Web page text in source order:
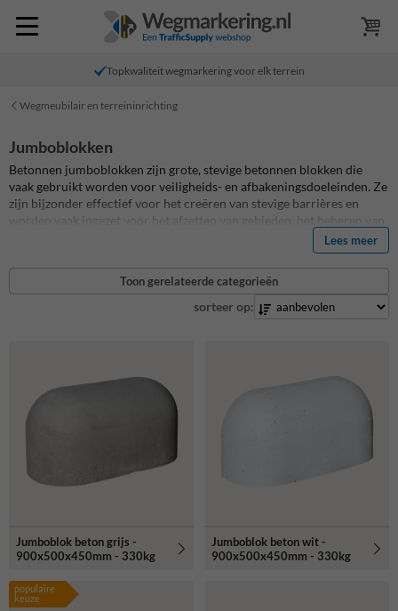
Topkwaliteit wegmarkering voor elk terrein
Wegmeubilair en terreininrichting
Jumboblokken
Betonnen jumboblokken zijn grote, stevige betonnen blokken die
vaak gebruikt worden voor veiligheids- en afbakeningsdoeleinden. Ze
zijn bijzonder effectief voor het creëren van stevige barrières en
worden vaak ingezet voor het afzetten van gebieden, het beheren van
verkeersstromen, en het bieden van bescherming tegen ramkraken of
ongeautoriseerde toegang. Dankzij hun robuuste aard zijn
jumboblokken bestand tegen zware impact en weersinvloeden,
waardoor ze ideaal zijn voor zowel tijdelijke als permanente
toepassingen in openbare en privé-omgevingen. Onze jumboblokken
Lees meer
Toon gerelateerde categorieën
sorteer op:
Jumboblok beton grijs -
900x500x450mm - 330kg
Jumboblok beton wit -
900x500x450mm - 330kg
populaire
keuze